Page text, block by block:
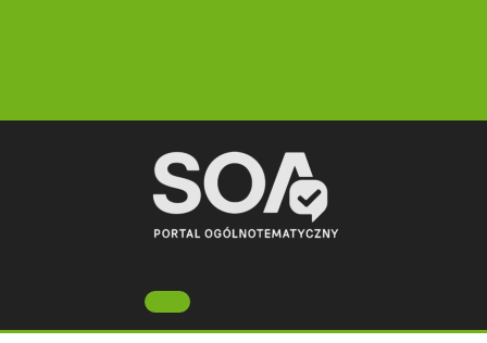
Open